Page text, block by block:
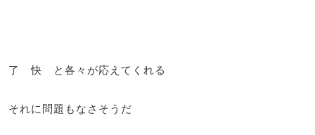
了 快 と各々が応えてくれる
それに問題もなさそうだ